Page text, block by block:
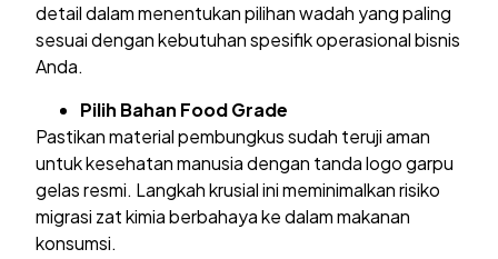
detail dalam menentukan pilihan wadah yang paling
sesuai dengan kebutuhan spesifik operasional bisnis
Anda.
Pilih Bahan Food Grade
Pastikan material pembungkus sudah teruji aman
untuk kesehatan manusia dengan tanda logo garpu
gelas resmi. Langkah krusial ini meminimalkan risiko
migrasi zat kimia berbahaya ke dalam makanan
konsumsi.